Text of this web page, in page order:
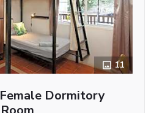
11
Dormitory